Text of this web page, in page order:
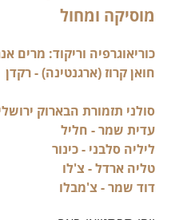
מוסיקה ומחול
דוד שמר - צ'מבלו